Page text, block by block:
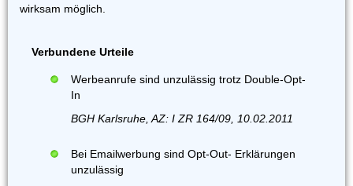
wirksam möglich.
Verbundene Urteile
Werbeanrufe sind unzulässig trotz Double-Opt-
In
BGH Karlsruhe, AZ: I ZR 164/09, 10.02.2011
Bei Emailwerbung sind Opt-Out- Erklärungen
unzulässig